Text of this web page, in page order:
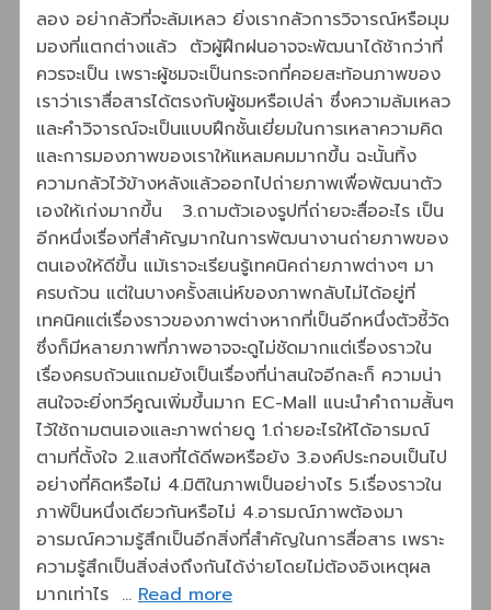
ลอง อย่ากลัวที่จะล้มเหลว ยิ่งเรากลัวการวิจารณ์หรือมุม
มองที่แตกต่างแล้ว ตัวผู้ฝึกฝนอาจจะพัฒนาได้ช้ากว่าที่
ควรจะเป็น เพราะผู้ชมจะเป็นกระจกที่คอยสะท้อนภาพของ
เราว่าเราสื่อสารได้ตรงกับผู้ชมหรือเปล่า ซึ่งความล้มเหลว
และคำวิจารณ์จะเป็นแบบฝึกชั้นเยี่ยมในการเหลาความคิด
และการมองภาพของเราให้แหลมคมมากขึ้น ฉะนั้นทิ้ง
ความกลัวไว้ข้างหลังแล้วออกไปถ่ายภาพเพื่อพัฒนาตัว
เองให้เก่งมากขึ้น 3.ถามตัวเองรูปที่ถ่ายจะสื่ออะไร เป็น
อีกหนึ่งเรื่องที่สำคัญมากในการพัฒนางานถ่ายภาพของ
ตนเองให้ดีขึ้น แม้เราจะเรียนรู้เทคนิคถ่ายภาพต่างๆ มา
ครบถ้วน แต่ในบางครั้งสเน่ห์ของภาพกลับไม่ได้อยู่ที่
เทคนิคแต่เรื่องราวของภาพต่างหากที่เป็นอีกหนึ่งตัวชี้วัด
ซึ่งก็มีหลายภาพที่ภาพอาจจะดูไม่ชัดมากแต่เรื่องราวใน
เรื่องครบถ้วนแถมยังเป็นเรื่องที่น่าสนใจอีกละก็ ความน่า
สนใจจะยิ่งทวีคูณเพิ่มขึ้นมาก EC-Mall แนะนำคำถามสั้นๆ
ไว้ใช้ถามตนเองและภาพถ่ายดู 1.ถ่ายอะไรให้ได้อารมณ์
ตามที่ตั้งใจ 2.แสงที่ได้ดีพอหรือยัง 3.องค์ประกอบเป็นไป
อย่างที่คิดหรือไม่ 4.มิติในภาพเป็นอย่างไร 5.เรื่องราวใน
ภาพ้ป็นหนึ่งเดียวกันหรือไม่ 4.อารมณ์ภาพต้องมา
อารมณ์ความรู้สึกเป็นอีกสิ่งที่สำคัญในการสื่อสาร เพราะ
ความรู้สึกเป็นสิ่งส่งถึงกันได้ง่ายโดยไม่ต้องอิงเหตุผล
มากเท่าไร … Read more